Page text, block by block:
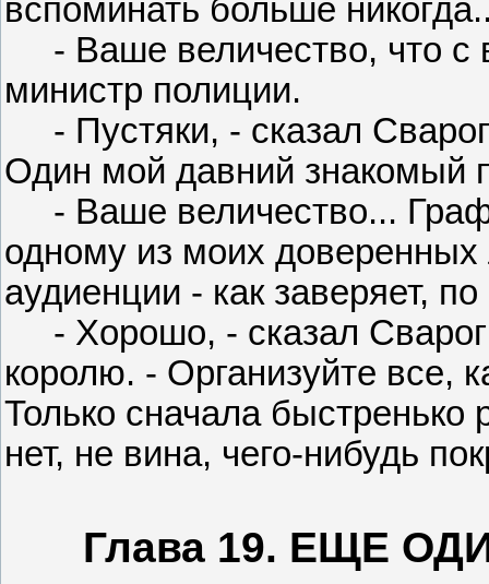
вспоминать больше
- Ваше величество, что с
министр полиции.
- Пустяки, - сказал Сварог
Один мой давний знакомый
- Ваше величество... Граф
одному из моих
аудиенции - как заверяет,
- Хорошо, - сказал Сварог
королю. - Организуйте все,
Только сначала быстренько
нет, не вина, чего-нибудь
Глава 19. ЕЩЕ